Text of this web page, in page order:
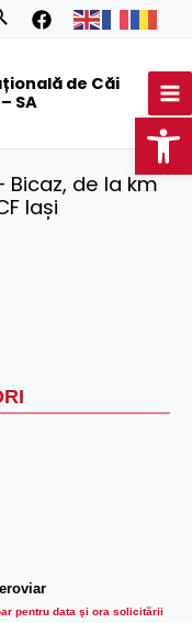
de Căi
SA
pentru data şi ora solicitării
Bicaz, de la km
Iași